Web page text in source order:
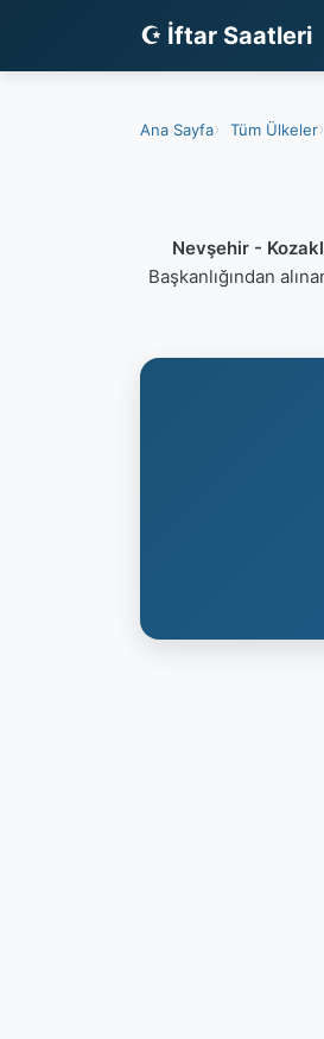
☪ İftar Saatleri
Ana Sayfa Tüm Ülkeler
Nevşehir -
Başkanlığından